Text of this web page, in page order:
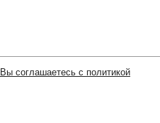
соглашаетесь с политикой